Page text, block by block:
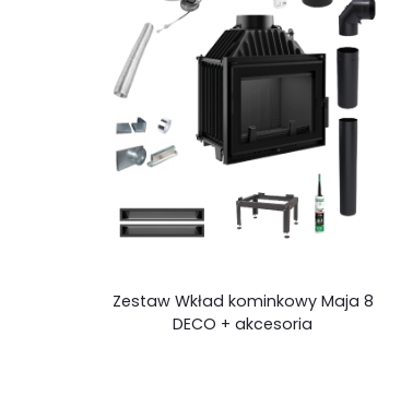
Zestaw Wkład kominkowy Maja 8
DECO + akcesoria